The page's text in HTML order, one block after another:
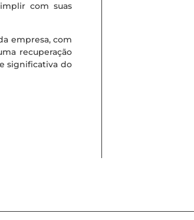
com suas
empresa, com
recuperação
significativa do